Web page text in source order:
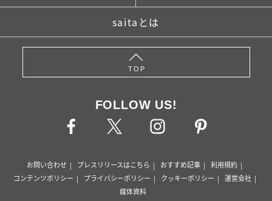
saitaとは
TOP
FOLLOW US!
お問い合わせ プレスリリースはこちら おすすめ記事
利用規約
コンテンツポリシー
プライバシーポリシー クッキーポリシー
運営会社
媒体資料